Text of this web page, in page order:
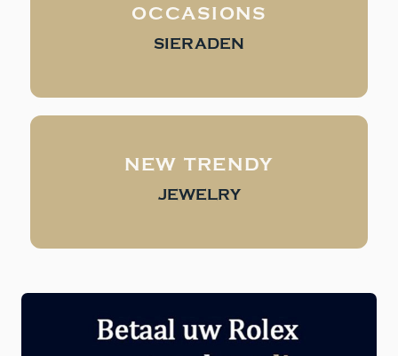
OCCASIONS
SIERADEN
NEW TRENDY
JEWELRY